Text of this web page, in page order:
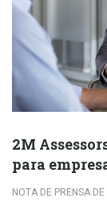
2M
para
NOTA DE PRENSA DE